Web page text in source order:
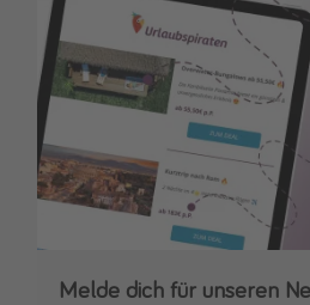
Melde dich für unseren
Downloade unsere App